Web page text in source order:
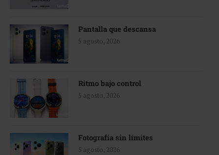
Pantalla que descansa
5 agosto, 2026
Ritmo bajo control
5 agosto, 2026
Fotografía sin límites
5 agosto, 2026